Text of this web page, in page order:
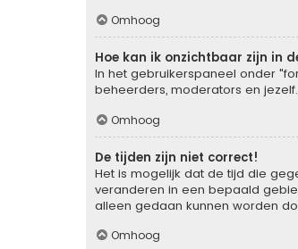
Omhoog
Hoe kan ik onzichtbaar zijn in
In het gebruikerspaneel onder
beheerders, moderators en jezelf.
Omhoog
De tijden zijn niet correct!
Het is mogelijk dat de tijd die
veranderen in een bepaald
alleen gedaan kunnen worden
Omhoog